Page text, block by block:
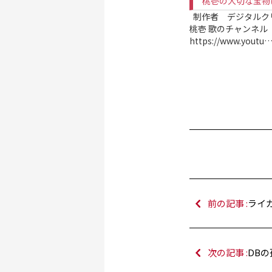
制作者 デジタルク
桃壱 歌のチャンネル
https://www.youtu…
前の記事 :ライ
次の記事 :DB